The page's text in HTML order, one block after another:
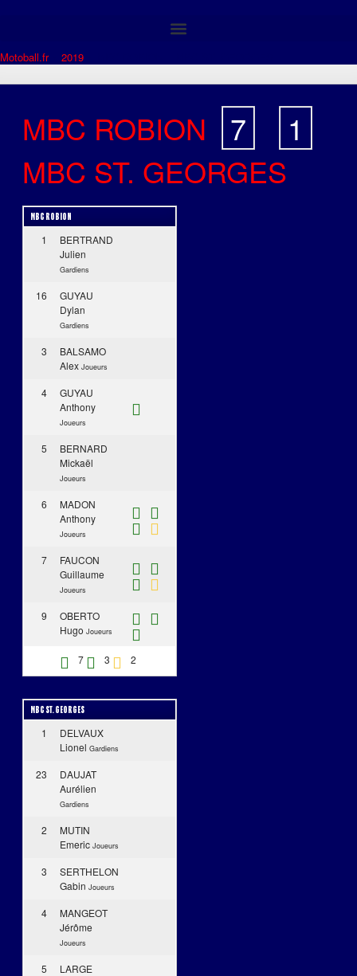
Motoball.fr> 2019
MBC ROBION 7
1
MBC ST. GEORGES
MBC ROBION
1
BERTRAND
Julien
Gardiens
16
GUYAU
Dylan
Gardiens
3
BALSAMO
Alex Joueurs
4
GUYAU
Anthony
Joueurs
5
BERNARD
Mickaël
Joueurs
6
MADON
Anthony
Joueurs
7
FAUCON
Guillaume
Joueurs
9
OBERTO
Hugo Joueurs
7 3 2
MBC ST. GEORGES
1
DELVAUX
Lionel Gardiens
23
DAUJAT
Aurélien
Gardiens
2
MUTIN
Emeric Joueurs
3
SERTHELON
Gabin Joueurs
4
MANGEOT
Jérôme
Joueurs
5
LARGE